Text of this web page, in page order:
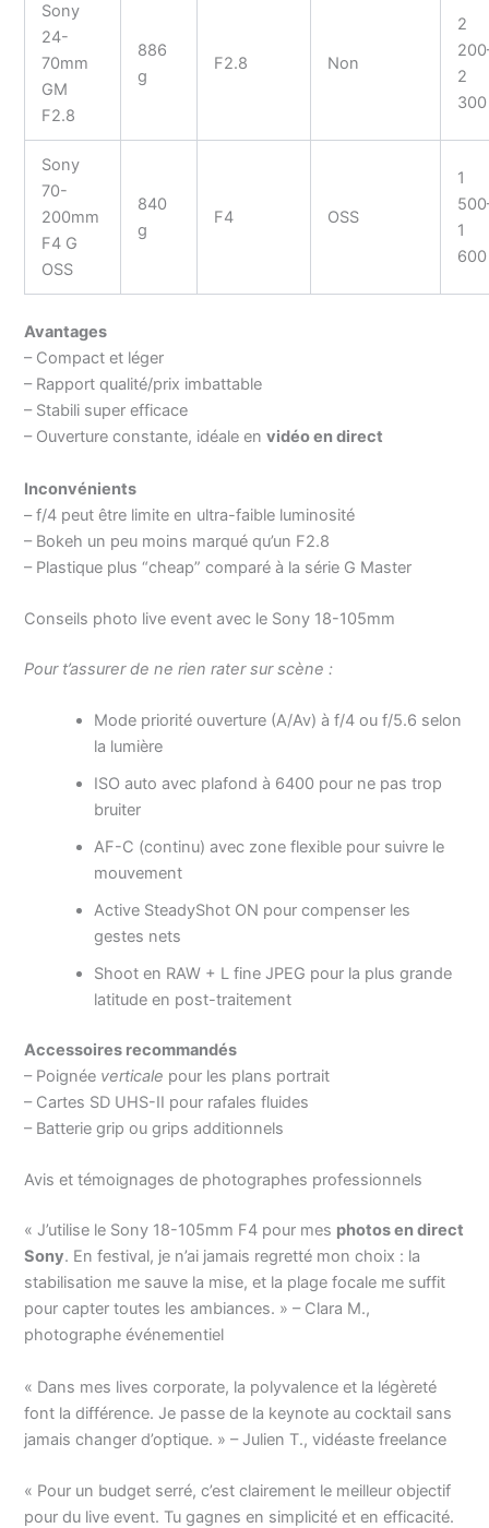
Sony
24-
70mm
GM
F2.8
886
g
F2.8 Non
2
2
300
Sony
70-
200mm
F4 G
OSS
840
g
F4 OSS
1
1
600
Avantages
– Compact et léger
– Rapport qualité/prix imbattable
– Stabili super efficace
– Ouverture constante, idéale envidéo en direct
Inconvénients
– f/4 peut être limite en ultra-faible luminosité
– Bokeh un peu moins marqué qu’un F2.8
– Plastique plus “cheap” comparé à la série G Master
Conseils photo live event avec le Sony 18-105mm
Pour t’assurer de ne rien rater sur scène :
Mode priorité ouverture (A/Av) à f/4 ou f/5.6 selon
la lumière
ISO auto avec plafond à 6400 pour ne pas trop
bruiter
AF-C (continu) avec zone flexible pour suivre le
mouvement
Active SteadyShot ON pour compenser les
gestes nets
Shoot en RAW + L fine JPEG pour la plus grande
latitude en post-traitement
Accessoires recommandés
– Poignée verticale pour les plans portrait
– Cartes SD UHS-II pour rafales fluides
– Batterie grip ou grips additionnels
Avis et témoignages de photographes professionnels
« J’utilise le Sony 18-105mm F4 pour mes photos en direct
Sony. En festival, je n’ai jamais regretté mon choix : la
stabilisation me sauve la mise, et la plage focale me suffit
pour capter toutes les ambiances. » – Clara M.,
photographe événementiel
« Dans mes lives corporate, la polyvalence et la légèreté
font la différence. Je passe de la keynote au cocktail sans
jamais changer d’optique. » – Julien T., vidéaste freelance
« Pour un budget serré, c’est clairement le meilleur objectif
pour du live event. Tu gagnes en simplicité et en efficacité.